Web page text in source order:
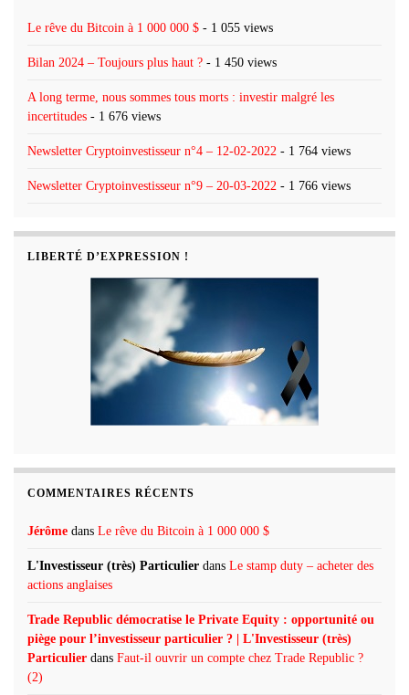
Le rêve du Bitcoin à 1 000 000 $ - 1 055 views
Bilan 2024 – Toujours plus haut ? - 1 450 views
A long terme, nous sommes tous morts : investir malgré les
incertitudes - 1 676 views
Newsletter Cryptoinvestisseur n°4 – 12-02-2022 - 1 764 views
Newsletter Cryptoinvestisseur n°9 – 20-03-2022 - 1 766 views
LIBERTÉ D’EXPRESSION !
COMMENTAIRES RÉCENTS
Jérôme dans Le rêve du Bitcoin à 1 000 000 $
L'Investisseur (très) Particulier dans Le stamp duty – acheter des
actions anglaises
Trade Republic démocratise le Private Equity : opportunité ou
piège pour l’investisseur particulier ? | L'Investisseur (très)
Particulier dans Faut-il ouvrir un compte chez Trade Republic ?
(2)